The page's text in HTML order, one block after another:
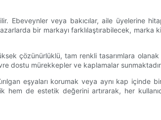
Ebeveynler veya bakıcılar, aile üyelerine
bir markayı farklılaştırabilecek, marka
çözünürlüklü, tam renkli tasarımlara olanak
dostu mürekkepler ve kaplamalar
eşyaları korumak veya aynı kap içinde
de estetik değerini artırarak, her